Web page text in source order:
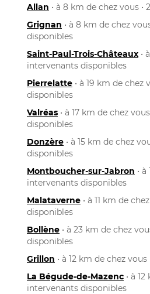
Allan • à 8 km de chez vous
Grignan • à 8 km de chez
disponibles
Saint-Paul-Trois-Châteaux •
intervenants disponibles
Pierrelatte • à 19 km de chez
disponibles
Valréas • à 17 km de chez
disponibles
Donzère • à 15 km de chez
disponibles
Montboucher-sur-Jabron •
intervenants disponibles
Malataverne • à 11 km de
disponibles
Bollène • à 23 km de chez
disponibles
Grillon • à 12 km de chez
La Bégude-de-Mazenc • à
intervenants disponibles